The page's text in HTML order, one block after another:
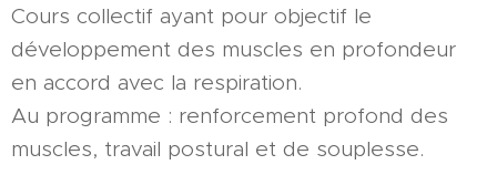
Cours collectif ayant pour objectif le
développement des muscles en profondeur
en accord avec la respiration.
Au programme : renforcement profond des
muscles, travail postural et de souplesse.